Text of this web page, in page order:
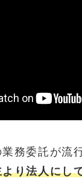
務委託が流
り法人にし